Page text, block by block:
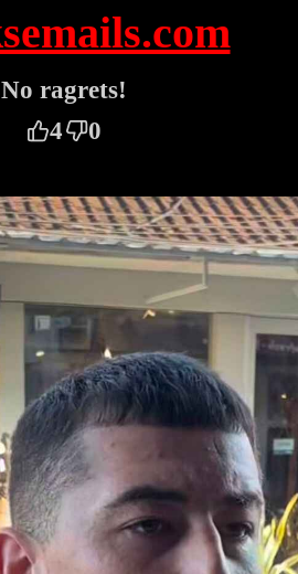
No ragrets!
4
0